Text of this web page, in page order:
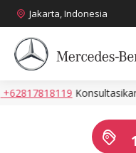
Jakarta, Indonesia
AboutKonsultasikan